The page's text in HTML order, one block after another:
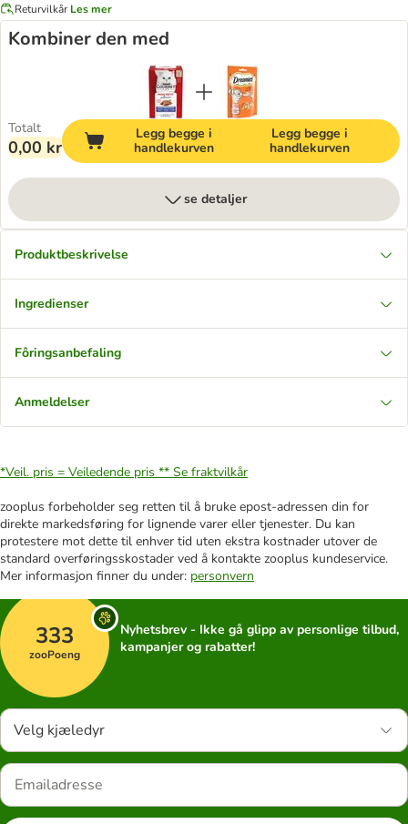
Returvilkår Les mer
Kombiner den med
Totalt
0,00 kr
Legg begge i
handlekurven
Legg begge i
handlekurven
se detaljer
Produktbeskrivelse
Ingredienser
Fôringsanbefaling
Anmeldelser
*Veil. pris = Veiledende pris ** Se fraktvilkår
zooplus forbeholder seg retten til å bruke epost-adressen din for
direkte markedsføring for lignende varer eller tjenester. Du kan
protestere mot dette til enhver tid uten ekstra kostnader utover de
standard overføringsskostader ved å kontakte zooplus kundeservice.
Mer informasjon finner du under: personvern
333
zooPoeng
Nyhetsbrev - Ikke gå glipp av personlige tilbud,
kampanjer og rabatter!
Velg kjæledyr